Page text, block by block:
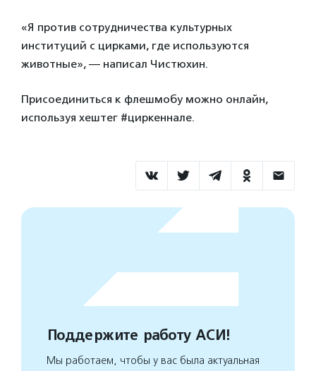
«Я против сотрудничества культурных
институций с цирками, где используются
животные», — написал Чистюхин.
Присоединиться к флешмобу можно онлайн,
используя хештег #циркеннале.
Поддержите работу АСИ!
Мы работаем, чтобы у вас была актуальная